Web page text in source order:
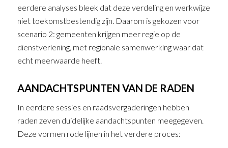
eerdere analyses bleek dat deze verdeling en werkwijze
niet toekomstbestendig zijn. Daarom is gekozen voor
scenario 2: gemeenten krijgen meer regie op de
dienstverlening, met regionale samenwerking waar dat
echt meerwaarde heeft.
AANDACHTSPUNTEN VAN DE RADEN
In eerdere sessies en raadsvergaderingen hebben
raden zeven duidelijke aandachtspunten meegegeven.
Deze vormen rode lijnen in het verdere proces: